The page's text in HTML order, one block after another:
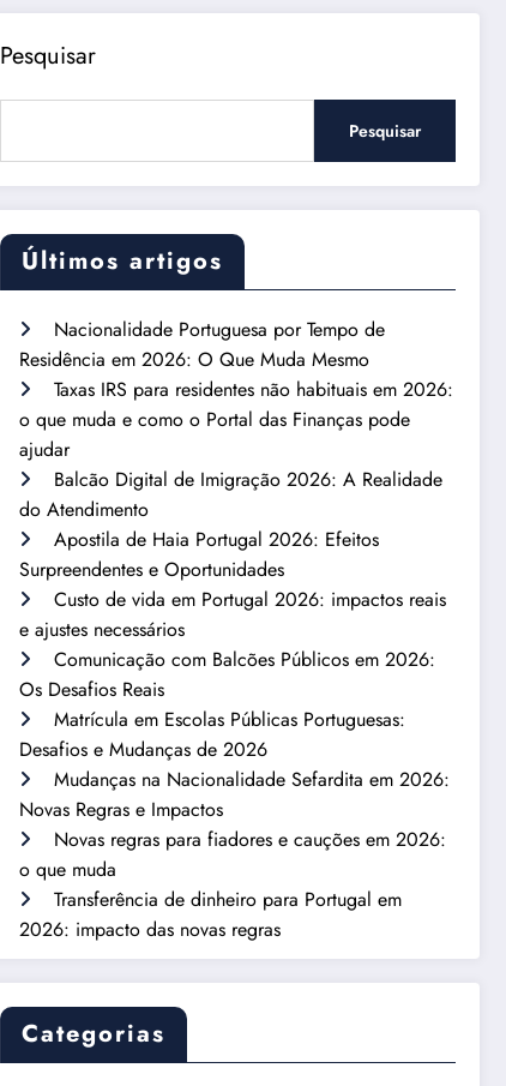
Pesquisar
Pesquisar
Últimos artigos
Nacionalidade Portuguesa por Tempo de
Residência em 2026: O Que Muda Mesmo
Taxas IRS para residentes não habituais em 2026:
o que muda e como o Portal das Finanças pode
ajudar
Balcão Digital de Imigração 2026: A Realidade
do Atendimento
Apostila de Haia Portugal 2026: Efeitos
Surpreendentes e Oportunidades
Custo de vida em Portugal 2026: impactos reais
e ajustes necessários
Comunicação com Balcões Públicos em 2026:
Os Desafios Reais
Matrícula em Escolas Públicas Portuguesas:
Desafios e Mudanças de 2026
Mudanças na Nacionalidade Sefardita em 2026:
Novas Regras e Impactos
Novas regras para fiadores e cauções em 2026:
o que muda
Transferência de dinheiro para Portugal em
2026: impacto das novas regras
Categorias